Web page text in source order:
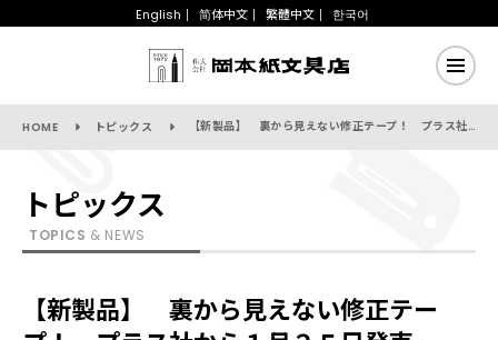
English 简体中文 繁體中文 한국어
HOME トピックス 【新製品】 裏から見えない修正テープ！ プラス社から１月２５日発売。
トピックス
TOPICS & NEWS
【新製品】 裏から見えない修正テー